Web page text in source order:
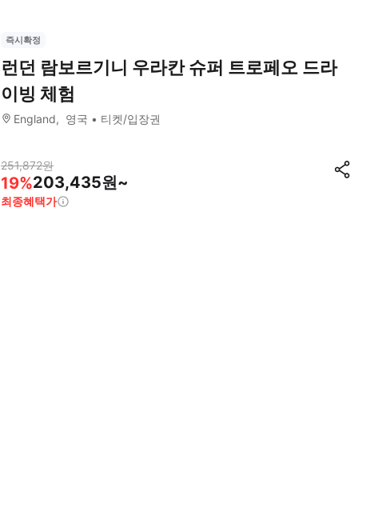
즉시확정
런던 람보르기니 우라칸 슈퍼 트로페오 드라
이빙 체험
England 영국 티켓/입장권
251,872원
19%203,435원~
최종혜택가